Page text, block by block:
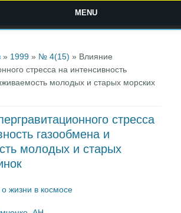
MENU
» 1999 » № 4(15) » Влияние
стресса на интенсивность
молодых и старых морских
стресса
газообмена и
молодых и старых
о жизни в космосе